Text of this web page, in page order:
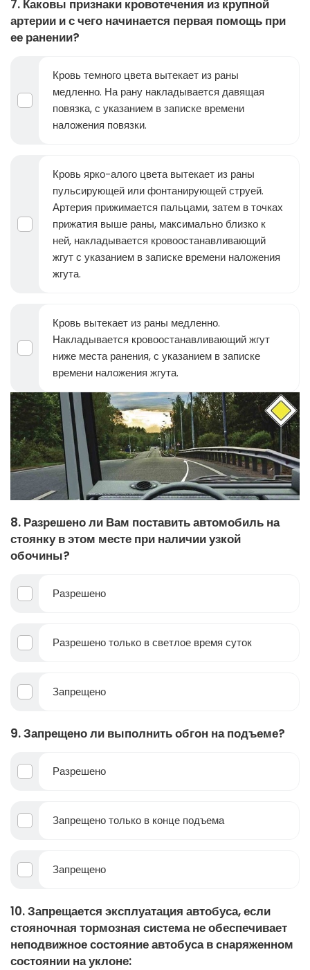
7. Каковы признаки кровотечения из крупной
артерии и с чего начинается первая помощь при
ее ранении?
Кровь темного цвета вытекает из раны
медленно. На рану накладывается давящая
повязка, с указанием в записке времени
наложения повязки.
Кровь ярко-алого цвета вытекает из раны
пульсирующей или фонтанирующей струей.
Артерия прижимается пальцами, затем в точках
прижатия выше раны, максимально близко к
ней, накладывается кровоостанавливающий
жгут с указанием в записке времени наложения
жгута.
Кровь вытекает из раны медленно.
Накладывается кровоостанавливающий жгут
ниже места ранения, с указанием в записке
времени наложения жгута.
8. Разрешено ли Вам поставить автомобиль на
стоянку в этом месте при наличии узкой
обочины?
Разрешено
Разрешено только в светлое время суток
Запрещено
9. Запрещено ли выполнить обгон на подъеме?
Разрешено
Запрещено только в конце подъема
Запрещено
10. Запрещается эксплуатация автобуса, если
стояночная тормозная система не обеспечивает
неподвижное состояние автобуса в снаряженном
состоянии на уклоне: